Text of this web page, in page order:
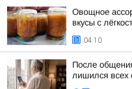
Овощное
вкусы с
04:10
После
лишился всех